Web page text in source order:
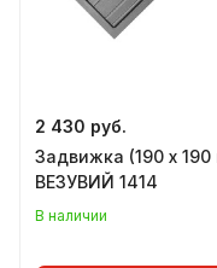
2 430 руб.
Задвижка (190 х
ВЕЗУВИЙ 1414
В наличии